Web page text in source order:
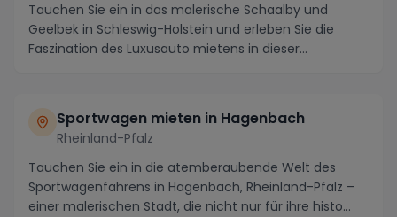
Tauchen Sie ein in das malerische Schaalby und
Geelbek in Schleswig-Holstein und erleben Sie die
Faszination des Luxusauto mietens in dieser
Sportwagen mieten in Hagenbach
Rheinland-Pfalz
Tauchen Sie ein in die atemberaubende Welt des
Sportwagenfahrens in Hagenbach, Rheinland-Pfalz –
einer malerischen Stadt, die nicht nur für ihre histo...